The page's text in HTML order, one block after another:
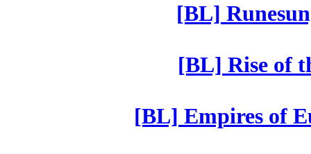
[BL]
[BL] Rise of
[BL] Empires of